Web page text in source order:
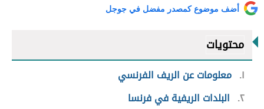
أضف موضوع كمصدر مفضل في جوجل
محتويات
١ معلومات عن الريف الفرنسي
٢ البلدات الريفية في فرنسا